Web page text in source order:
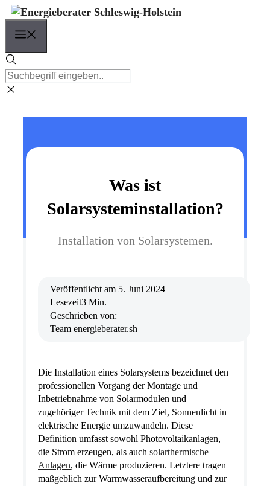
Zum
Inhalt
springen
Was ist
Solarsysteminstallation?
Installation von Solarsystemen.
Veröffentlicht am 5. Juni 2024
Lesezeit3 Min.
Geschrieben von:
Team energieberater.sh
Die Installation eines Solarsystems bezeichnet den
professionellen Vorgang der Montage und
Inbetriebnahme von Solarmodulen und
zugehöriger Technik mit dem Ziel, Sonnenlicht in
elektrische Energie umzuwandeln. Diese
Definition umfasst sowohl Photovoltaikanlagen,
die Strom erzeugen, als auch solarthermische
Anlagen, die Wärme produzieren. Letztere tragen
maßgeblich zur Warmwasseraufbereitung und zur